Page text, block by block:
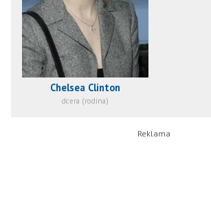
Chelsea Clinton
dcera (rodina)